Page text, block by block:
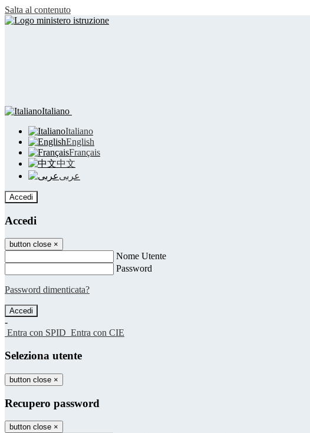
Salta al contenuto
Italiano
Italiano
English
Français
中文
عربى
Accedi
Accedi
button close ×
Nome Utente
Password
Password dimenticata?
-
Entra con SPID Entra con CIE
Seleziona utente
button close ×
Recupero password
button close ×